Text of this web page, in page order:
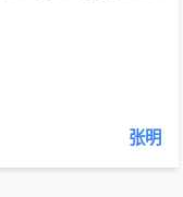
张明